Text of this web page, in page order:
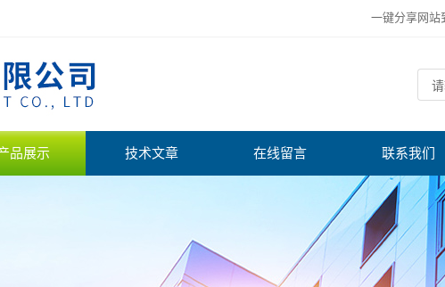
一键分享网站
品展示 技术文章 在线留言 联系我们